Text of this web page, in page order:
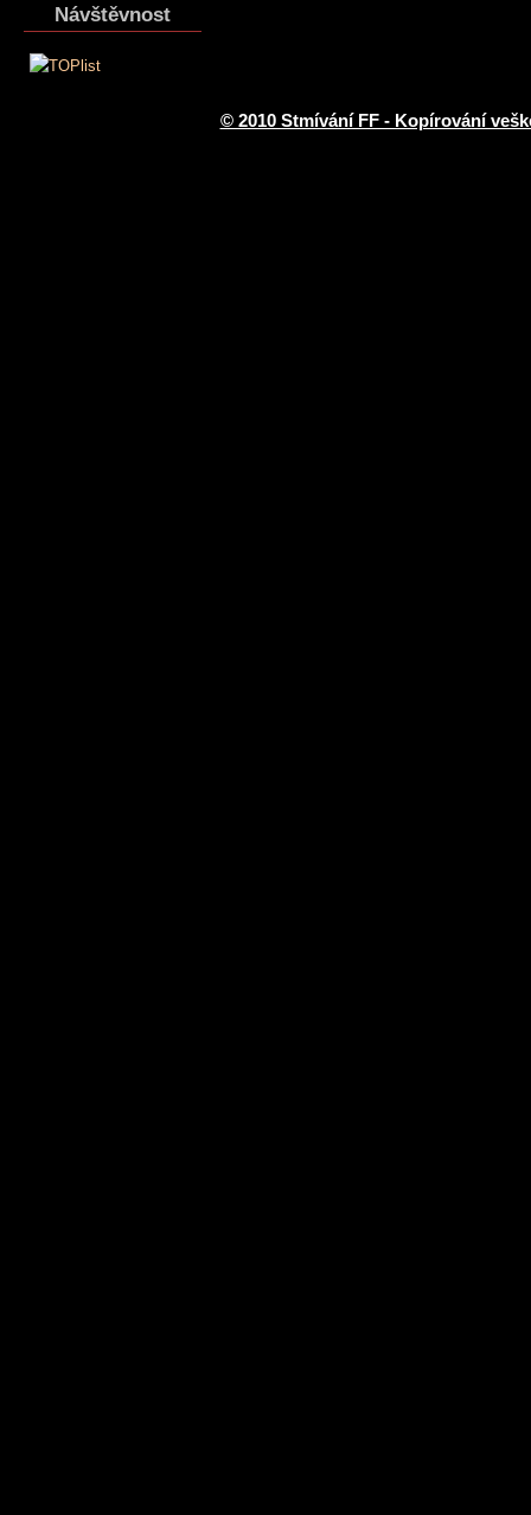
Návštěvnost
© 2010 Stmívání FF - Kopírování